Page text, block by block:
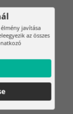
2
megvették
javítása
az összes